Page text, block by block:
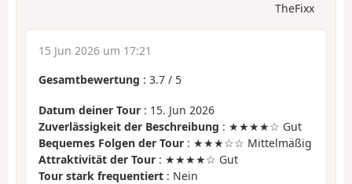
TheFixx
15 Jun 2026 um 17:21
Gesamtbewertung : 3.7 / 5
Datum deiner Tour : 15. Jun 2026
Zuverlässigkeit der Beschreibung : ★★★★☆ Gut
Bequemes Folgen der Tour : ★★★☆☆ Mittelmäßig
Attraktivität der Tour : ★★★★☆ Gut
Tour stark frequentiert : Nein